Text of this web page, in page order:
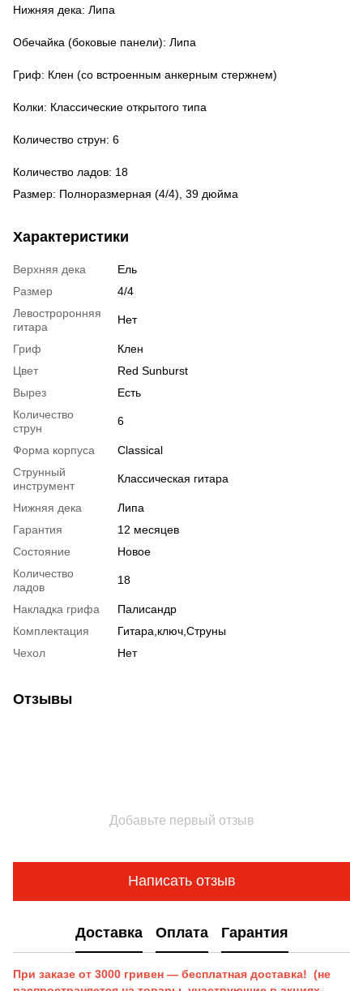
Нижняя дека: Липа
Обечайка (боковые панели): Липа
Гриф: Клен (со встроенным анкерным стержнем)
Колки: Классические открытого типа
Количество струн: 6
Количество ладов: 18
Размер: Полноразмерная (4/4), 39 дюйма
Характеристики
Верхняя дека
Ель
Размер
4/4
Левостроронняя
гитара
Нет
Гриф
Клен
Цвет
Red Sunburst
Вырез
Есть
Количество
струн
6
Форма корпуса
Classical
Струнный
инструмент
Классическая гитара
Нижняя дека
Липа
Гарантия
12 месяцев
Состояние
Новое
Количество
ладов
18
Накладка грифа
Палисандр
Комплектация
Гитара,ключ,Струны
Чехол
Нет
Отзывы
Добавьте первый отзыв
Написать отзыв
Доставка Оплата Гарантия
При заказе от 3000 гривен — бесплатная доставка! (не